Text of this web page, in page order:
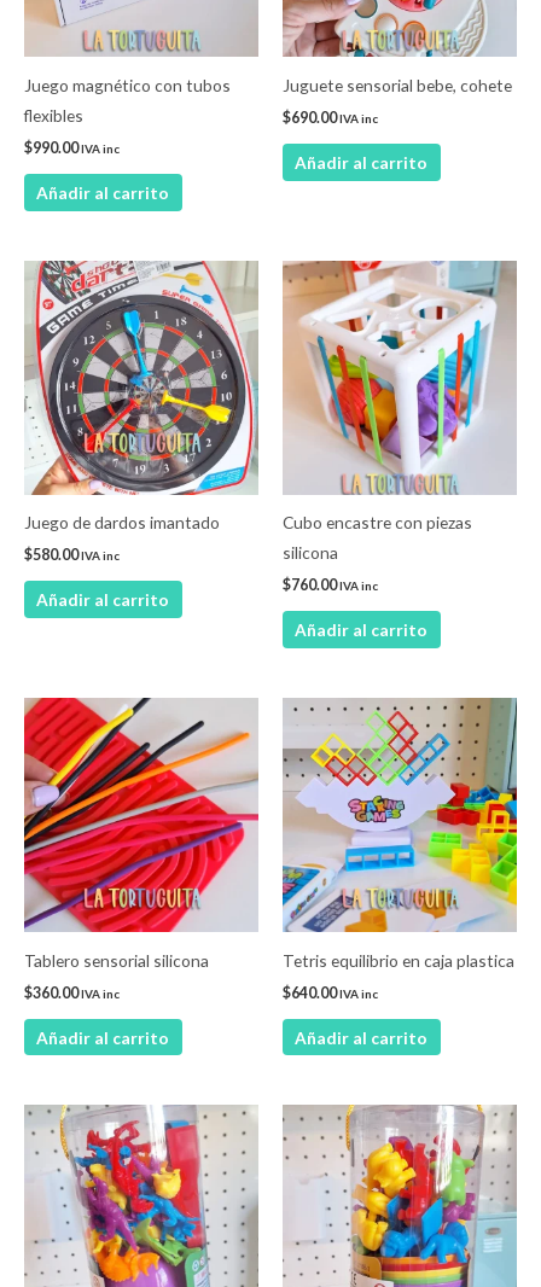
Juego magnético con tubos
flexibles
$990.00IVA inc
Añadir al carrito
Juguete sensorial bebe, cohete
$690.00IVA inc
Añadir al carrito
Juego de dardos imantado
$580.00IVA inc
Añadir al carrito
Cubo encastre con piezas
silicona
$760.00IVA inc
Añadir al carrito
Tablero sensorial silicona
$360.00IVA inc
Añadir al carrito
Tetris equilibrio en caja plastica
$640.00IVA inc
Añadir al carrito